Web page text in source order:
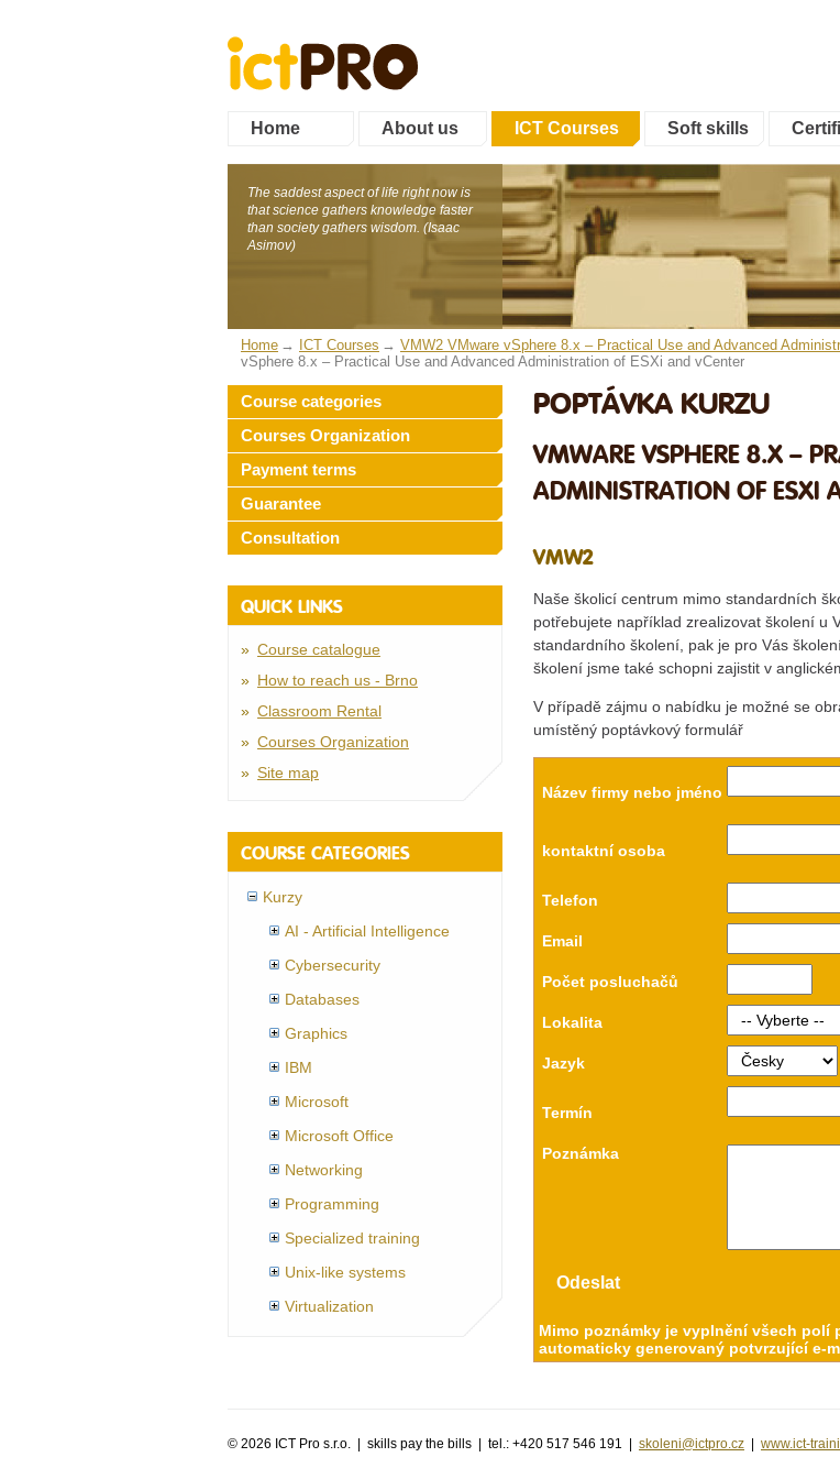
Home About us ICT Courses Soft skills
The saddest aspect of life right now is
that science gathers knowledge faster
than society gathers wisdom. (Isaac
Asimov)
Home ICT Courses VMW2 VMware vSphere 8.x – Practical Use and Advanced
vSphere 8.x – Practical Use and Advanced Administration of ESXi and vCenter
Course categories
Courses Organization
Payment terms
Guarantee
Consultation
QUICK LINKS
Course catalogue
How to reach us - Brno
Classroom Rental
Courses Organization
Site map
COURSE CATEGORIES
Kurzy
AI - Artificial Intelligence
Cybersecurity
Databases
Graphics
IBM
Microsoft
Microsoft Office
Networking
Programming
Specialized training
Unix-like systems
Virtualization
POPTÁVKA KURZU
VMWARE VSPHERE 8.X –
ADMINISTRATION OF ESXI
VMW2
Naše školicí centrum mimo standardních
potřebujete například zrealizovat školení u
standardního školení, pak je pro Vás
školení jsme také schopni zajistit v
V případě zájmu o nabídku je možné se
umístěný poptávkový formulář
Název firmy nebo jméno
kontaktní osoba
Telefon
Email
Počet posluchačů
Lokalita
Jazyk
Termín
Poznámka
Mimo poznámky je vyplnění všech polí
automaticky generovaný potvrzující e-
© 2026 ICT Pro s.r.o. | skills pay the bills | tel.: +420 517 546 191 | skoleni@ictpro.cz www.ict-